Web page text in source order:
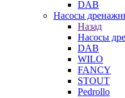
DAB
Насосы
Назад
Насосы
DAB
WILO
FANCY
STOUT
Pedrollo